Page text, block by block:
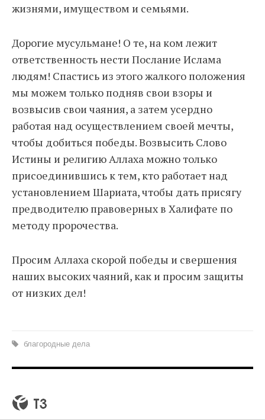
жизнями, имуществом и семьями.
Дорогие мусульмане! О те, на ком лежит
ответственность нести Послание Ислама
людям! Спастись из этого жалкого положения
мы можем только подняв свои взоры и
возвысив свои чаяния, а затем усердно
работая над осуществлением своей мечты,
чтобы добиться победы. Возвысить Слово
Истины и религию Аллаха можно только
присоединившись к тем, кто работает над
установлением Шариата, чтобы дать присягу
предводителю правоверных в Халифате по
методу пророчества.
Просим Аллаха скорой победы и свершения
наших высоких чаяний, как и просим защиты
от низких дел!
благородные дела